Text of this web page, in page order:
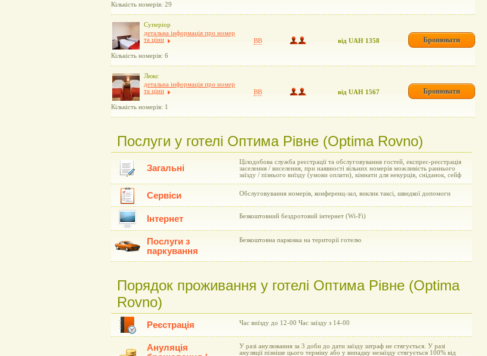
Кількість номерів: 29
Суперіор
детальна інформація про номер
та ціни
Кількість номерів: 6
BB від UAH 1358 Бронювати
Люкс
детальна інформація про номер
та ціни
Кількість номерів: 1
BB від UAH 1567 Бронювати
Послуги у готелі Оптима Рівне (Optima Rovno)
Загальні
Цілодобова служба реєстрації та обслуговування гостей, експрес-реєстрація
заселення / виселення, при наявності вільних номерів можливість раннього
заїзду / пізнього виїзду (умови оплати), кімнати для некурців, сніданок, сейф
Сервіси Обслуговування номерів, конференц-зал, виклик таксі, швидкої допомоги
Інтернет Безкоштовний бездротовий інтернет (Wi-Fi)
Послуги з
паркування
Безкоштовна парковка на території готелю
Порядок проживання у готелі Оптима Рівне (Optima
Rovno)
Реєстрація Час виїзду до 12-00 Час заїзду з 14-00
Ануляція
У разі анулювання за 3 доби до дати заїзду штраф не стягується. У разі
ануляції пізніше цього терміну або у випадку незаїзду стягується 100% від